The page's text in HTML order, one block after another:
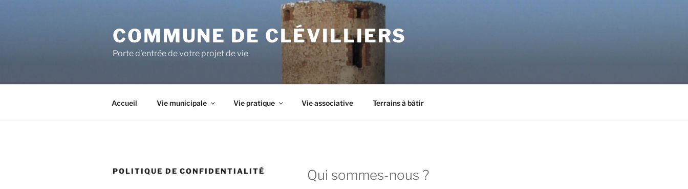
COMMUNE DE CLÉVILLIERS
Porte d'entrée de votre projet de vie
Accueil Vie municipale Vie pratique Vie associative Terrains à bâtir
POLITIQUE DE CONFIDENTIALITÉ Qui sommes-nous ?